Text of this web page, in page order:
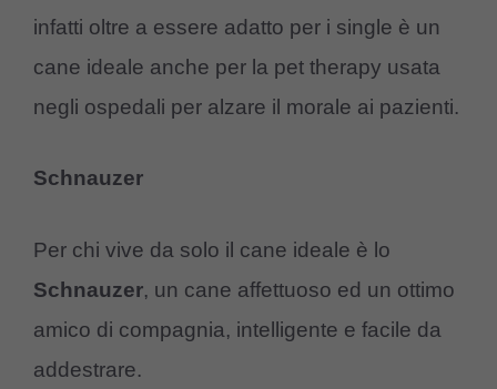
infatti oltre a essere adatto per i single è un
cane ideale anche per la pet therapy usata
negli ospedali per alzare il morale ai pazienti.
Schnauzer
Per chi vive da solo il cane ideale è lo
Schnauzer, un cane affettuoso ed un ottimo
amico di compagnia, intelligente e facile da
addestrare.